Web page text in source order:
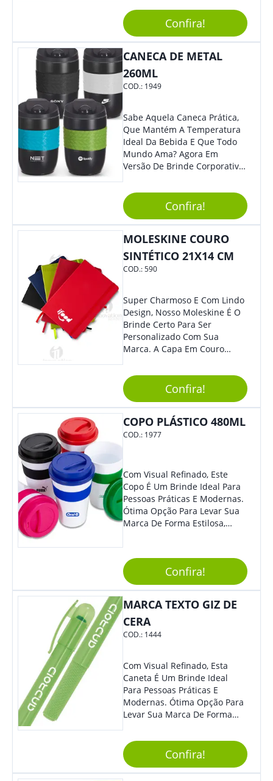
Sua Empresa Em Eventos,
Reuniões Corporativas Ou Até
Mesmo Para Presentear
Colaboradores E Parceiros De
Confira!
CANECA DE METAL
260ML
COD.: 1949
Sabe Aquela Caneca Prática,
Que Mantém A Temperatura
Ideal Da Bebida E Que Todo
Mundo Ama? Agora Em
Versão De Brinde Corporativo
Sua Marca Com Muito Estilo E
Acrescentar Ainda Mais
Praticidade À Eventos E Feiras
De Exposição.
Confira!
MOLESKINE COURO
SINTÉTICO 21X14 CM
COD.:590
Super Charmoso E Com Lindo
Design, Nosso Moleskine É O
Brinde Certo Para Ser
Personalizado Com Sua
Marca. A Capa Em Couro
Elástico Permite Maior
Segurança Ao Carregá-Lo.
Ofereça A Seus Clientes E
Colaboradores, Sem Dúvidas
Eles Irão Adorar.
Confira!
COPO PLÁSTICO 480ML
COD.: 1977
Com Visual Refinado, Este
Copo É Um Brinde Ideal Para
Pessoas Práticas E Modernas.
Ótima Opção Para Levar Sua
Marca De Forma Estilosa,
Reuniões Corporativas Ou Até
Mesmo Para Presentear
Colaboradores.
Confira!
MARCA TEXTO GIZ DE
CERA
COD.: 1444
Com Visual Refinado, Esta
Caneta É Um Brinde Ideal
Para Pessoas Práticas E
Modernas. Ótima Opção Para
Levar Sua Marca De Forma
Sua Empresa Em Eventos,
Reuniões Corporativas Ou Até
Mesmo Para Presentear
Colaboradores.
Confira!